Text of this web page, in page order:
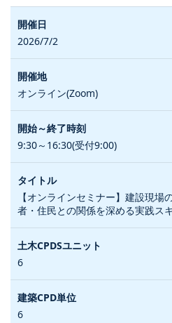
2026/7/2
オンライン(Zoom)
9:30～16:30(受付9:00)
【オンラインセミナー】建設現場
者・住民との関係を深める実践ス
6
6